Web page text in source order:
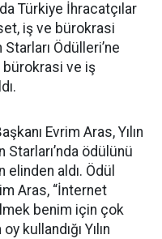
Türkiye İhracatçılar
iş ve bürokrasi
Starları Ödülleri’ne
bürokrasi ve iş
Evrim Aras, Yılın
Starları’nda ödülünü
elinden aldı. Ödül
Aras, “İnternet
benim için çok
kullandığı Yılın